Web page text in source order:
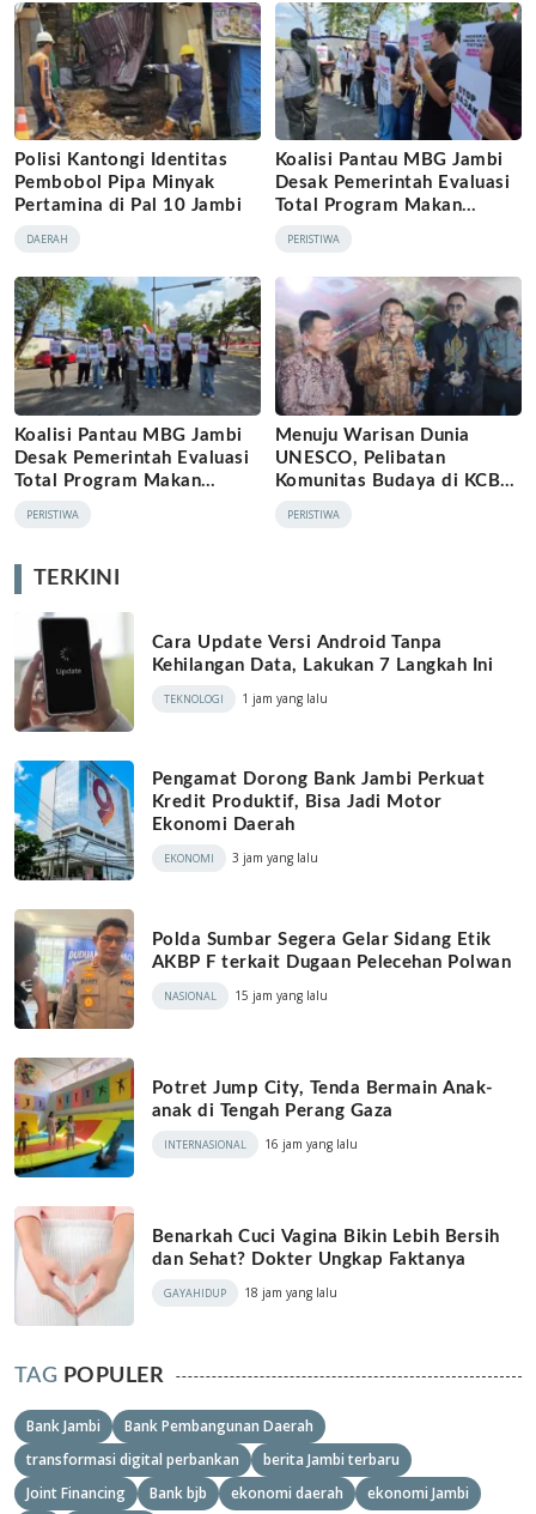
Polisi Kantongi Identitas
Pembobol Pipa Minyak
Pertamina di Pal 10 Jambi
DAERAH
Koalisi Pantau MBG Jambi
Desak Pemerintah Evaluasi
Total Program Makan
PERISTIWA
Koalisi Pantau MBG Jambi
Desak Pemerintah Evaluasi
Total Program Makan
PERISTIWA
Menuju Warisan Dunia
UNESCO, Pelibatan
Komunitas Budaya di KCBN
PERISTIWA
TERKINI
Cara Update Versi Android Tanpa
Kehilangan Data, Lakukan 7 Langkah Ini
TEKNOLOGI 1 jam yang lalu
Pengamat Dorong Bank Jambi Perkuat
Kredit Produktif, Bisa Jadi Motor
Ekonomi Daerah
EKONOMI 3 jam yang lalu
Polda Sumbar Segera Gelar Sidang Etik
AKBP F terkait Dugaan Pelecehan Polwan
NASIONAL 15 jam yang lalu
Potret Jump City, Tenda Bermain Anak-
anak di Tengah Perang Gaza
INTERNASIONAL 16 jam yang lalu
Benarkah Cuci Vagina Bikin Lebih Bersih
dan Sehat? Dokter Ungkap Faktanya
GAYAHIDUP 18 jam yang lalu
TAG POPULER
Bank Jambi
Bank Pembangunan Daerah
transformasi digital perbankan
berita Jambi terbaru
Joint Financing
Bank bjb ekonomi daerah
ekonomi Jambi